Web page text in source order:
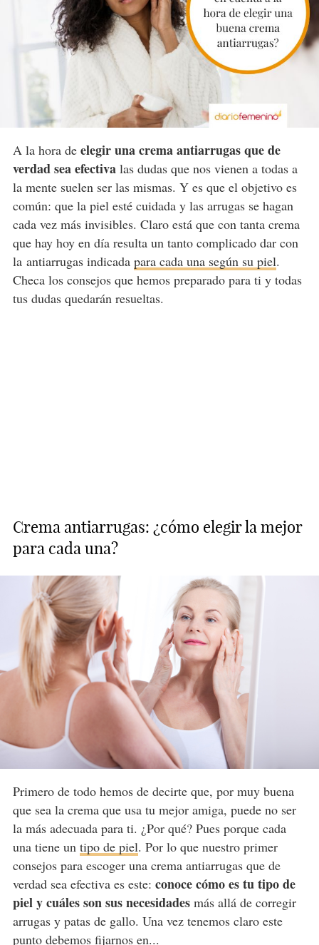
A la hora de elegir una crema antiarrugas que de
verdad sea efectivalas dudas que nos vienen a todas a
la mente suelen ser las mismas. Y es que el objetivo es
común: que la piel esté cuidada y las arrugas se hagan
cada vez más invisibles. Claro está que con tanta crema
que hay hoy en día resulta un tanto complicado dar con
la antiarrugas indicada para cada una según su piel.
Checa los consejos que hemos preparado para ti y todas
tus dudas quedarán resueltas.
Crema antiarrugas: ¿cómo elegir la mejor
para cada una?
Primero de todo hemos de decirte que, por muy buena
que sea la crema que usa tu mejor amiga, puede no ser
la más adecuada para ti. ¿Por qué? Pues porque cada
una tiene un tipo de piel. Por lo que nuestro primer
consejos para escoger una crema antiarrugas que de
verdad sea efectiva es este: conoce cómo es tu tipo de
piel y cuáles son sus necesidadesmás allá de corregir
arrugas y patas de gallo. Una vez tenemos claro este
punto debemos fijarnos en...